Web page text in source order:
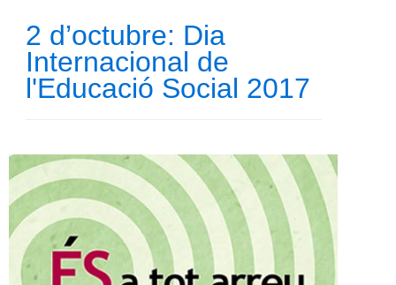
2 d’octubre: Dia
Internacional de
l'Educació Social 2017